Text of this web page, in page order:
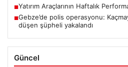
■Yatırım Araçlarının Haftalık
■Gebze’de polis operasyonu:
düşen şüpheli yakalandı
Güncel